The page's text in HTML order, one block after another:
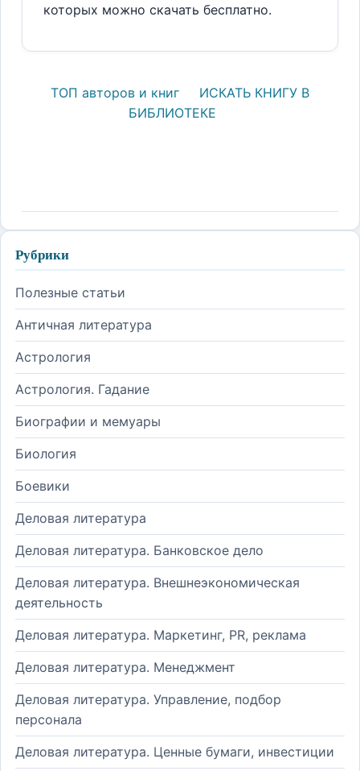
которых можно скачать бесплатно.
ТОП авторов и книг
ИСКАТЬ КНИГУ В
БИБЛИОТЕКЕ
Рубрики
Полезные статьи
Античная литература
Астрология
Астрология. Гадание
Биографии и мемуары
Биология
Боевики
Деловая литература
Деловая литература. Банковское дело
Деловая литература. Внешнеэкономическая
деятельность
Деловая литература. Маркетинг, PR, реклама
Деловая литература. Менеджмент
Деловая литература. Управление, подбор
персонала
Деловая литература. Ценные бумаги, инвестиции